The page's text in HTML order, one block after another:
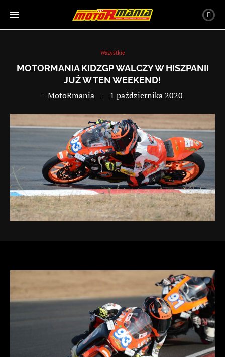
Wszystkie
MOTORMANIA KIDZGP WALCZY W HISZPANII
JUŻ W TEN WEEKEND!
-MotoRmania 1 października 2020